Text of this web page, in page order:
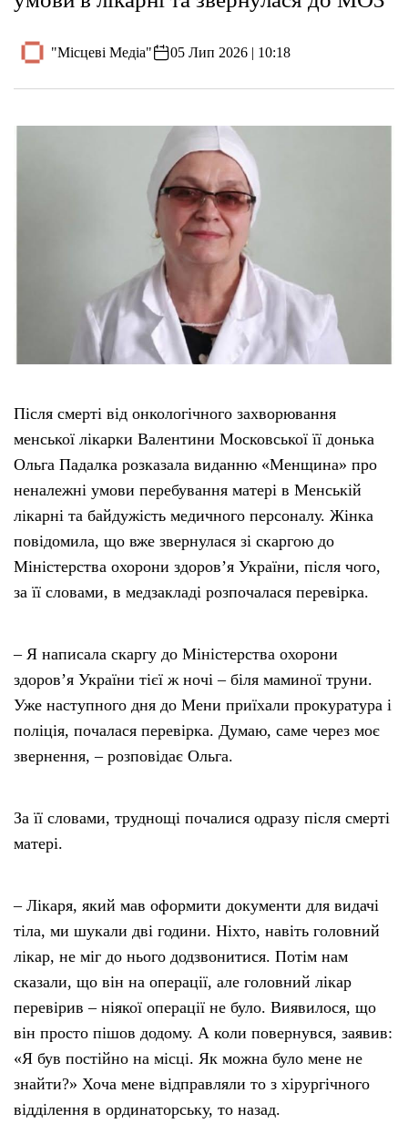
"Місцеві Медіа" 05 Лип 2026 | 10:18
Після смерті від онкологічного захворювання
менської лікарки Валентини Московської її донька
Ольга Падалка розказала виданню «Менщина» про
неналежні умови перебування матері в Менській
лікарні та байдужість медичного персоналу. Жінка
повідомила, що вже звернулася зі скаргою до
Міністерства охорони здоров’я України, після чого,
за її словами, в медзакладі розпочалася перевірка.
– Я написала скаргу до Міністерства охорони
здоров’я України тієї ж ночі – біля маминої труни.
Уже наступного дня до Мени приїхали прокуратура і
поліція, почалася перевірка. Думаю, саме через моє
звернення, – розповідає Ольга.
За її словами, труднощі почалися одразу після смерті
матері.
– Лікаря, який мав оформити документи для видачі
тіла, ми шукали дві години. Ніхто, навіть головний
лікар, не міг до нього додзвонитися. Потім нам
сказали, що він на операції, але головний лікар
перевірив – ніякої операції не було. Виявилося, що
він просто пішов додому. А коли повернувся, заявив:
«Я був постійно на місці. Як можна було мене не
знайти?» Хоча мене відправляли то з хірургічного
відділення в ординаторську, то назад.